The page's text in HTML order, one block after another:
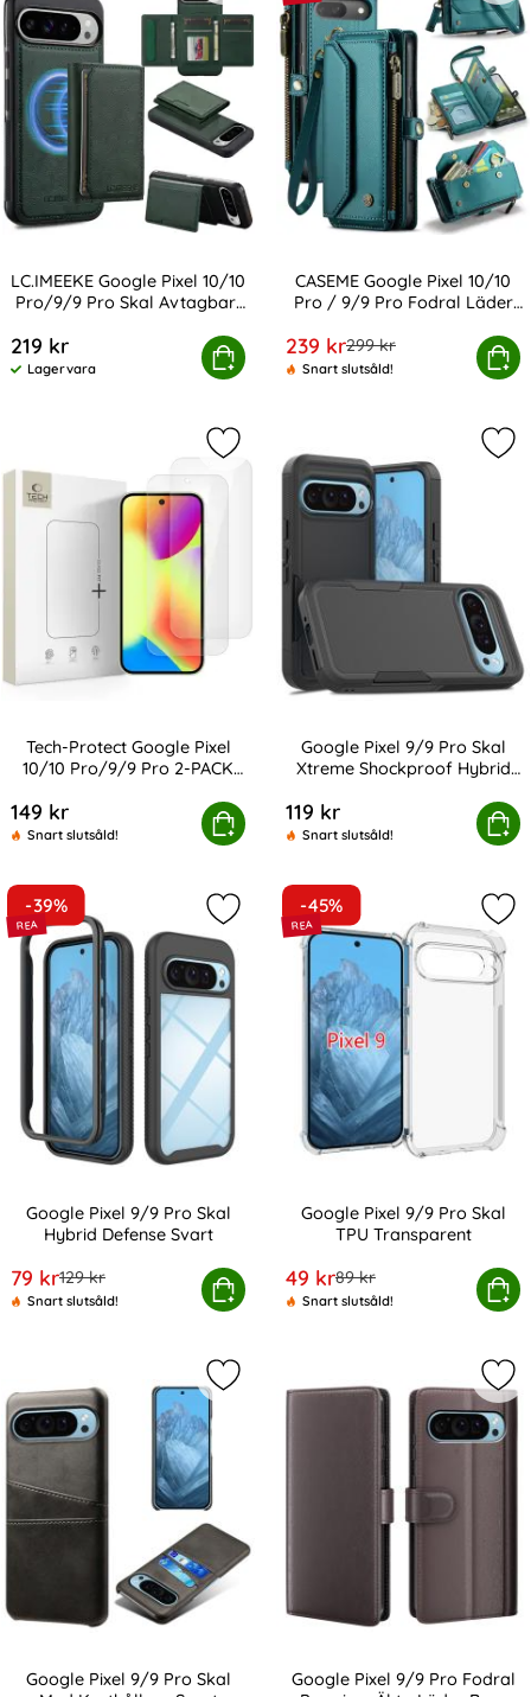
LC.IMEEKE Google Pixel 10/10
Pro/9/9 Pro Skal Avtagbart
219 kr
Tillgänglighet:
Lagervara
Köp
Google Pixel 10/10 Pro/9/9 Pro Skal Avtagbart
CASEME Google Pixel 10/10
Pro / 9/9 Pro Fodral Läder
rea pris
239 krtidigare pris
299 kr
Snart slutsåld!
Köp
CASEME Google Pixel 10/10 Pro
Tech-Protect Google Pixel
10/10 Pro/9/9 Pro 2-PACK
149 kr
Snart slutsåld!
Köp
Pixel 10/10 Pro/9/9 Pro 2-PACK Skärmskydd
Markera tech-Protect Google Pixel
Google Pixel 9/9 Pro Skal
Xtreme Shockproof Hybrid
119 kr
Snart slutsåld!
Köp
Google Pixel 9/9 Pro Skal
-39%
Google Pixel 9/9 Pro Skal
Hybrid Defense Svart
rea pris
79 krtidigare pris
129 kr
Snart slutsåld!
Köp
Google Pixel 9/9 Pro Skal Hybrid Defense Svart
Markera google Pixel 9/9 Pro Skal
-45%
Google Pixel 9/9 Pro Skal
TPU Transparent
rea pris
49 krtidigare pris
89 kr
Snart slutsåld!
Köp
Google Pixel 9/9 Pro
Google Pixel 9/9 Pro Skal
Markera google Pixel 9/9 Pro Skal
Google Pixel 9/9 Pro Fodral